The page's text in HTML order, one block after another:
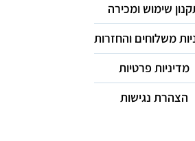
שימוש ומכירה
משלוחים והחזרות
מדיניות פרטיות
הצהרת נגישות